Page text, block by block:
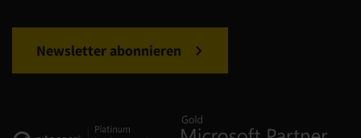
Newsletter abonnieren